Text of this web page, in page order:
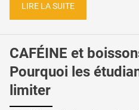
LIRE LA SUITE
CAFÉINE et
Pourquoi les
limiter